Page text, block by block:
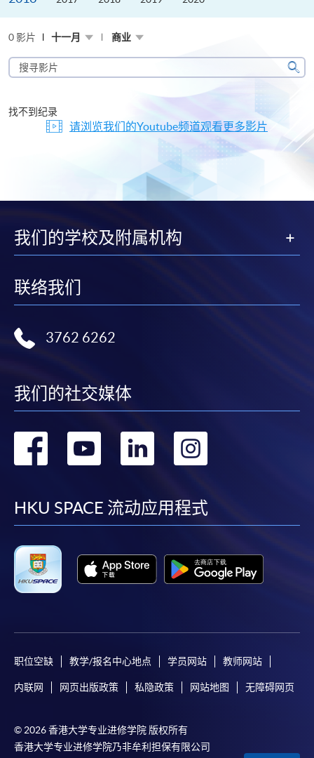
0 影片 十一月 商业
搜
寻
片
搜
找不到纪录
请浏览我们的Youtube频道观看更多影片
我们的学校及附属机构
联络我们
3762 6262
我们的社交媒体
转
facebook
转
youtube
转
linkedin
转
HKU SPACE 流动应用程式
职位空缺 教学/报名中心地点 学员网站 教师网站
内联网 网页出版政策 私隐政策 网站地图 无障碍网页
© 2026 香港大学专业进修学院 版权所有
香港大学专业进修学院乃非牟利担保有限公司